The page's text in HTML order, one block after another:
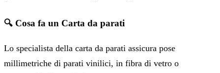
🔍 Cosa fa un Carta da parati
Lo specialista della carta da parati assicura pose
millimetriche di parati vinilici, in fibra di vetro o